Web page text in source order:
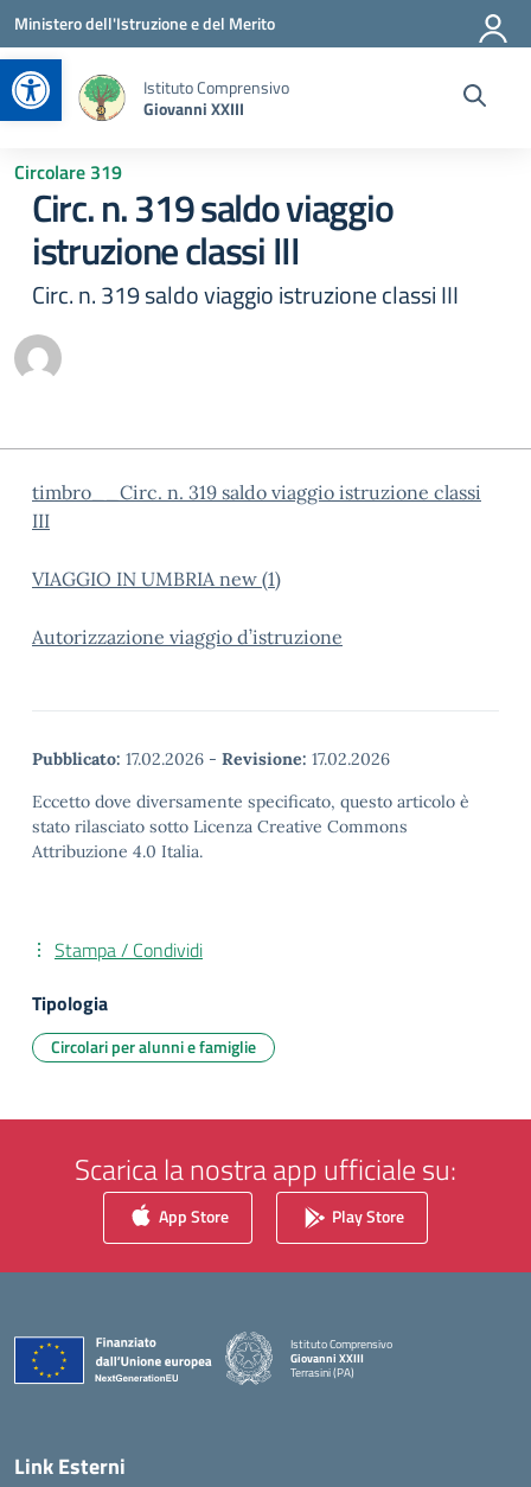
Apri la barra degli strumenti
Vai ai contenuti
Vai al menu di navigazione
Vai al footer
Ministero dell'Istruzione e del Merito
Istituto Comprensivo
Giovanni XXIII
Circolare 319
Circ. n. 319 saldo viaggio
istruzione classi III
Circ. n. 319 saldo viaggio istruzione classi III
timbro__Circ. n. 319 saldo viaggio istruzione classi
III
VIAGGIO IN UMBRIA new (1)
Autorizzazione viaggio d’istruzione
Pubblicato: 17.02.2026 - Revisione: 17.02.2026
Eccetto dove diversamente specificato, questo articolo è
stato rilasciato sotto Licenza Creative Commons
Attribuzione 4.0 Italia.
Stampa / Condividi
Tipologia
Circolari per alunni e famiglie
Scarica la nostra app ufficiale su:
App Store Play Store
Istituto Comprensivo
Giovanni XXIII
Terrasini (PA)
Link Esterni